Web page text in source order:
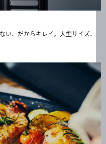
、だからキレイ。大型サイズ、